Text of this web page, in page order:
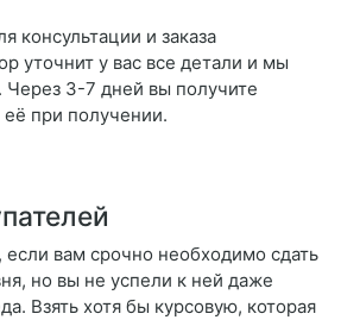
консультации и заказа
уточнит у вас все детали и мы
Через 3-7 дней вы получите
при получении.
если вам срочно необходимо сдать
но вы не успели к ней даже
Взять хотя бы курсовую, которая